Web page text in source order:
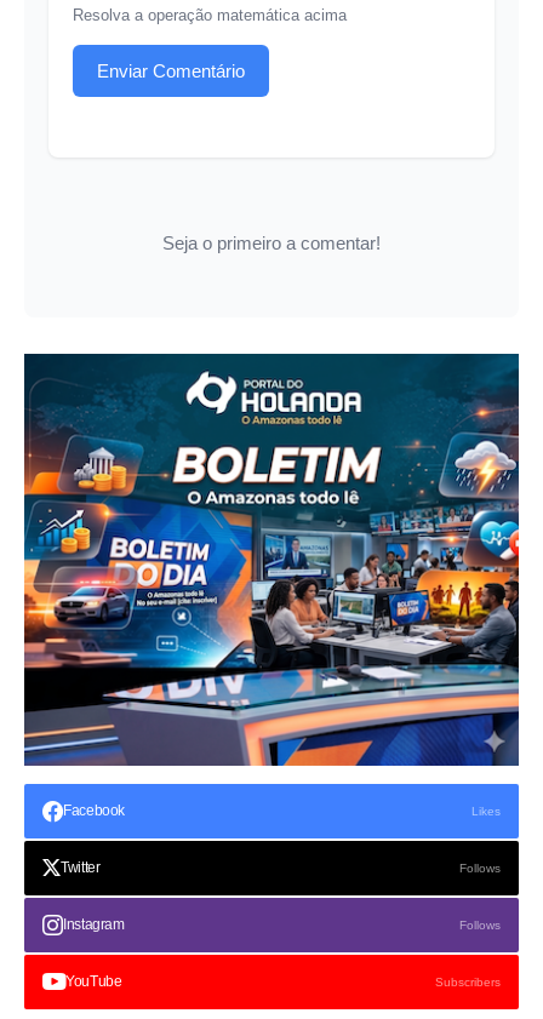
Resolva a operação matemática acima
Enviar Comentário
Seja o primeiro a comentar!
Facebook Likes
Twitter Follows
Instagram Follows
YouTube Subscribers